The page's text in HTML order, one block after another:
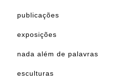
publicações
exposições
nada além de palavras
esculturas